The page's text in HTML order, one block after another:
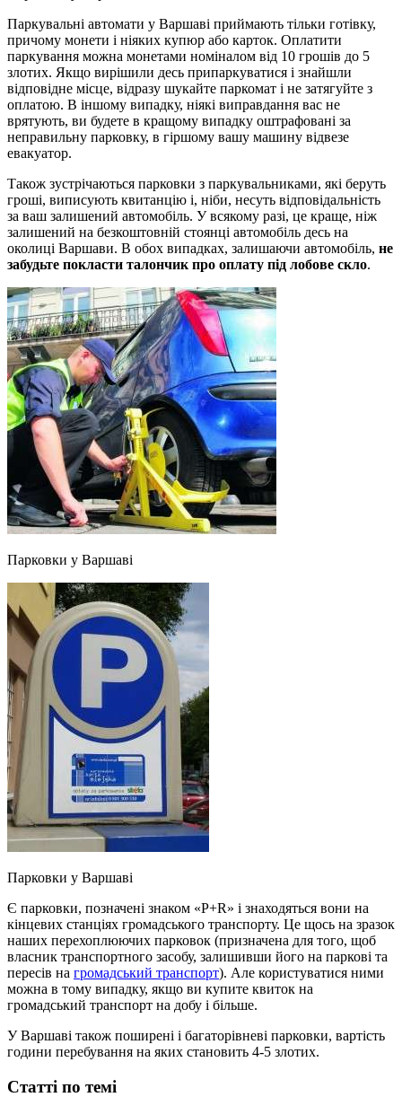
Паркувальні автомати у Варшаві приймають тільки готівку,
причому монети і ніяких купюр або карток. Оплатити
паркування можна монетами номіналом від 10 грошів до 5
злотих. Якщо вирішили десь припаркуватися і знайшли
відповідне місце, відразу шукайте паркомат і не затягуйте з
оплатою. В іншому випадку, ніякі виправдання вас не
врятують, ви будете в кращому випадку оштрафовані за
неправильну парковку, в гіршому вашу машину відвезе
евакуатор.
Також зустрічаються парковки з паркувальниками, які беруть
гроші, виписують квитанцію і, ніби, несуть відповідальність
за ваш залишений автомобіль. У всякому разі, це краще, ніж
залишений на безкоштовній стоянці автомобіль десь на
околиці Варшави. В обох випадках, залишаючи автомобіль, не
забудьте покласти талончик про оплату під лобове скло.
Парковки у Варшаві
Парковки у Варшаві
Є парковки, позначені знаком «Р+R» і знаходяться вони на
кінцевих станціях громадського транспорту. Це щось на зразок
наших перехоплюючих парковок (призначена для того, щоб
власник транспортного засобу, залишивши його на паркові та
пересів на громадський транспорт). Але користуватися ними
можна в тому випадку, якщо ви купите квиток на
громадський транспорт на добу і більше.
У Варшаві також поширені і багаторівневі парковки, вартість
години перебування на яких становить 4-5 злотих.
Статті по темі